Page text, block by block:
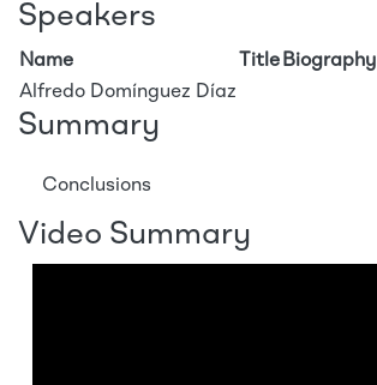
Speakers
Name TitleBiography
Alfredo Domínguez Díaz
Summary
Conclusions
Video Summary